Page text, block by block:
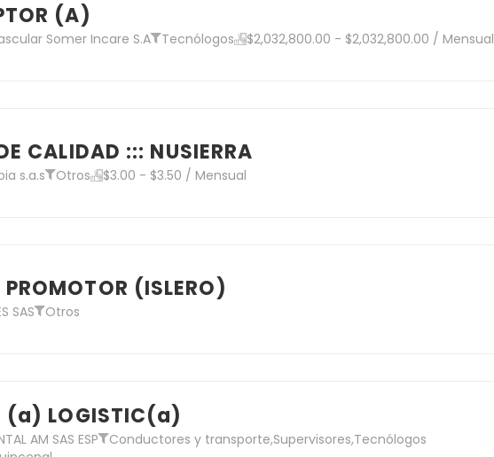
(A)
Somer Incare S.A Tecnólogos $2,032,800.00 - $2,032,800.00 / Mensual
CALIDAD ::: NUSIERRA
s.a.s Otros $3.00 - $3.50 / Mensual
PROMOTOR (ISLERO)
SAS Otros
(a) LOGISTIC(a)
AM SAS ESP Conductores y transporte,Supervisores,Tecnólogos